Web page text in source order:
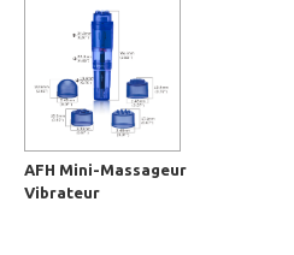
AFH Mini-Massageur
Vibrateur